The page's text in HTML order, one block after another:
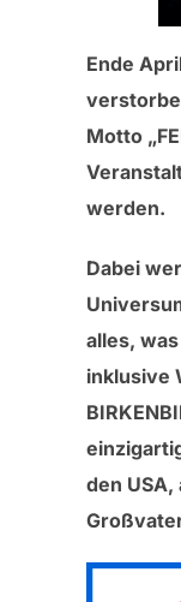
Ende
Motto
werden.
Dabei
alles,
inklusive
den